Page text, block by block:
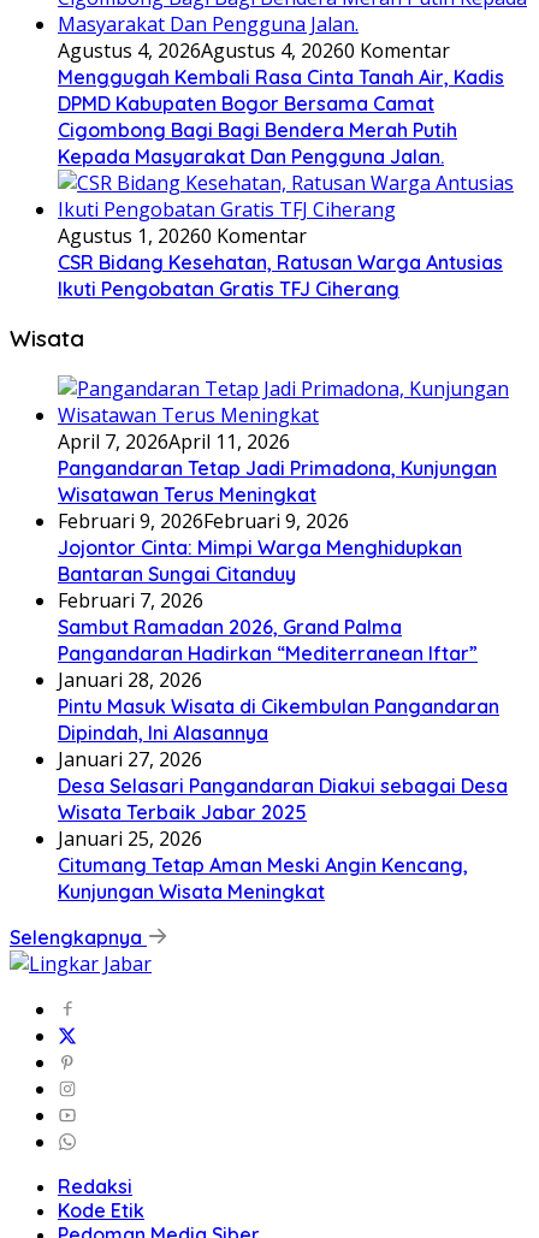
Agustus 4, 2026Agustus 4, 20260 Komentar
Menggugah Kembali Rasa Cinta Tanah Air, Kadis
DPMD Kabupaten Bogor Bersama Camat
Cigombong Bagi Bagi Bendera Merah Putih
Kepada Masyarakat Dan Pengguna Jalan.
Agustus 1, 20260 Komentar
CSR Bidang Kesehatan, Ratusan Warga Antusias
Ikuti Pengobatan Gratis TFJ Ciherang
Wisata
April 7, 2026April 11, 2026
Pangandaran Tetap Jadi Primadona, Kunjungan
Wisatawan Terus Meningkat
Februari 9, 2026Februari 9, 2026
Jojontor Cinta: Mimpi Warga Menghidupkan
Bantaran Sungai Citanduy
Februari 7, 2026
Sambut Ramadan 2026, Grand Palma
Pangandaran Hadirkan “Mediterranean Iftar”
Januari 28, 2026
Pintu Masuk Wisata di Cikembulan Pangandaran
Dipindah, Ini Alasannya
Januari 27, 2026
Desa Selasari Pangandaran Diakui sebagai Desa
Wisata Terbaik Jabar 2025
Januari 25, 2026
Citumang Tetap Aman Meski Angin Kencang,
Kunjungan Wisata Meningkat
Selengkapnya
Redaksi
Kode Etik